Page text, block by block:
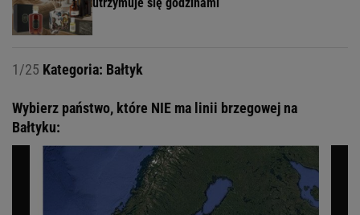
1/25 Kategoria: Bałtyk
Wybierz państwo, które NIE ma linii brzegowej na
Bałtyku: